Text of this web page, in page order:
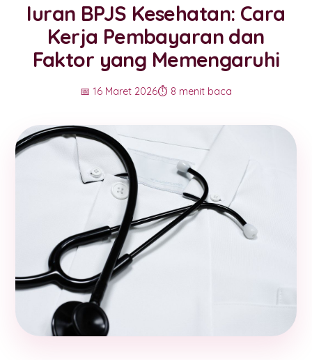
Iuran BPJS Kesehatan: Cara
Kerja Pembayaran dan
Faktor yang Memengaruhi
📅 16 Maret 2026⏱️ 8 menit baca